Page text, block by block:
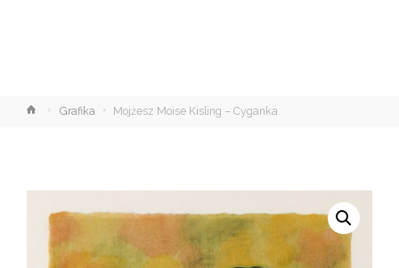
StronaGrafika Mojżesz Moise Kisling – Cyganka